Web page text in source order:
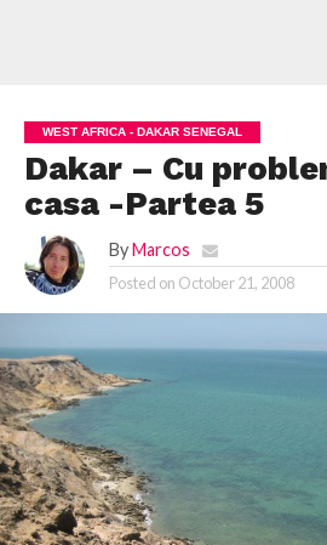
WEST AFRICA - DAKAR SENEGAL
Dakar – Cu
casa -Partea 5
By Marcos
Posted on October 21, 2008